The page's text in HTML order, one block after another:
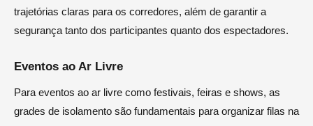
trajetórias claras para os corredores, além de garantir a
segurança tanto dos participantes quanto dos espectadores.
Eventos ao Ar Livre
Para eventos ao ar livre como festivais, feiras e shows, as
grades de isolamento são fundamentais para organizar filas na